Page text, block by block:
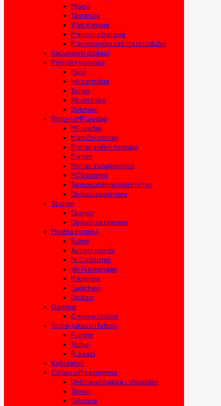
Miševi
Tastature
Web Kamere
Prenosne baterije
Prenaponska zaštita i produžni
Računarski dodaci
Potrošni materijal
Papir
Ink cartridge
Toneri
Ribon trake
Bubnjevi
Printeri i MF uređaji
MF uređaji
Matrični printeri
Printeri velikih formata
Printeri
Printeri za naljepnice
POS printeri
Termosublimacijski printeri
Dodaci za printere
Skeneri
Skeneri
Dodaci za skenere
Mrežna oprema
Ruteri
Access points
PLC adapteri
Wi-Fi extenderi
IP kamere
Switchevi
Dodaci
Gaming
Gaming stolice
Torbe, ruksaci i futrole
Futrole
Torbe
Ruksaci
Kalkulatori
Ostala office oprema
Uništavač papira – shredderi
Trimeri
Giljotine